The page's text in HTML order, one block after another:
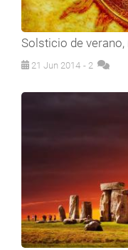
Solsticio de
21 Jun 2014 - 2